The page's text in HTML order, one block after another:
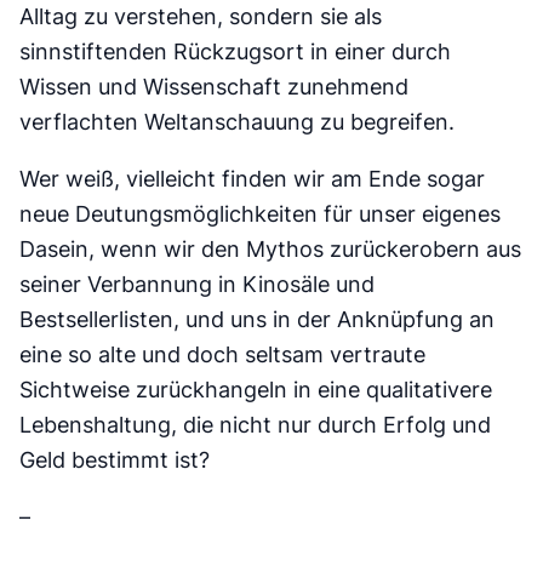
Alltag zu verstehen, sondern sie als
sinnstiftenden Rückzugsort in einer durch
Wissen und Wissenschaft zunehmend
verflachten Weltanschauung zu begreifen.
Wer weiß, vielleicht finden wir am Ende sogar
neue Deutungsmöglichkeiten für unser eigenes
Dasein, wenn wir den Mythos zurückerobern aus
seiner Verbannung in Kinosäle und
Bestsellerlisten, und uns in der Anknüpfung an
eine so alte und doch seltsam vertraute
Sichtweise zurückhangeln in eine qualitativere
Lebenshaltung, die nicht nur durch Erfolg und
Geld bestimmt ist?
–